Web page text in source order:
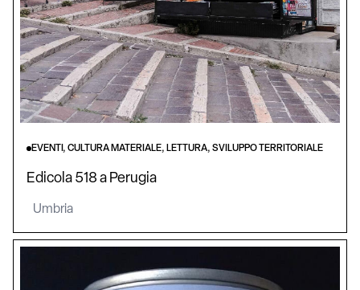
EVENTI, CULTURA MATERIALE, LETTURA, SVILUPPO TERRITORIALE
Edicola 518 a Perugia
Umbria